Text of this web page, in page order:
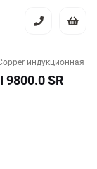
индукционная с
9800.0 SR